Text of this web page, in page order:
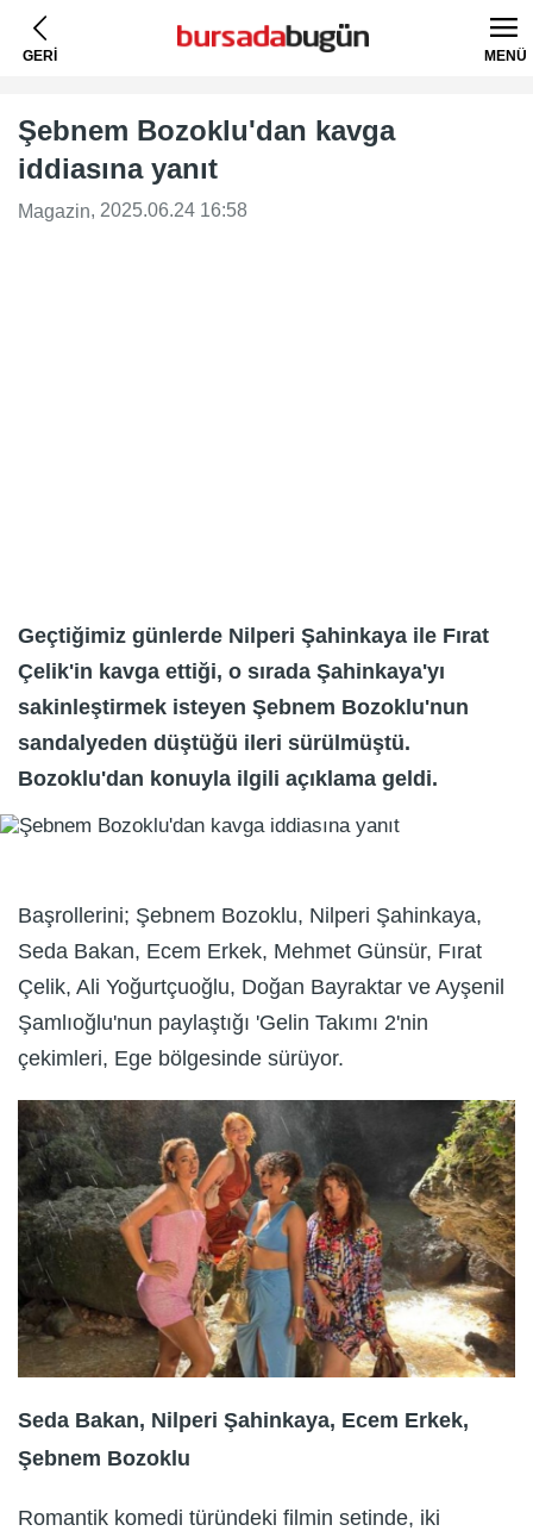
GERİ MENÜ
Şebnem Bozoklu'dan kavga
iddiasına yanıt
Magazin, 2025.06.24 16:58
Geçtiğimiz günlerde Nilperi Şahinkaya ile Fırat
Çelik'in kavga ettiği, o sırada Şahinkaya'yı
sakinleştirmek isteyen Şebnem Bozoklu'nun
sandalyeden düştüğü ileri sürülmüştü.
Bozoklu'dan konuyla ilgili açıklama geldi.
Başrollerini; Şebnem Bozoklu, Nilperi Şahinkaya,
Seda Bakan, Ecem Erkek, Mehmet Günsür, Fırat
Çelik, Ali Yoğurtçuoğlu, Doğan Bayraktar ve Ayşenil
Şamlıoğlu'nun paylaştığı 'Gelin Takımı 2'nin
çekimleri, Ege bölgesinde sürüyor.
Seda Bakan, Nilperi Şahinkaya, Ecem Erkek,
Şebnem Bozoklu
Romantik komedi türündeki filmin setinde, iki